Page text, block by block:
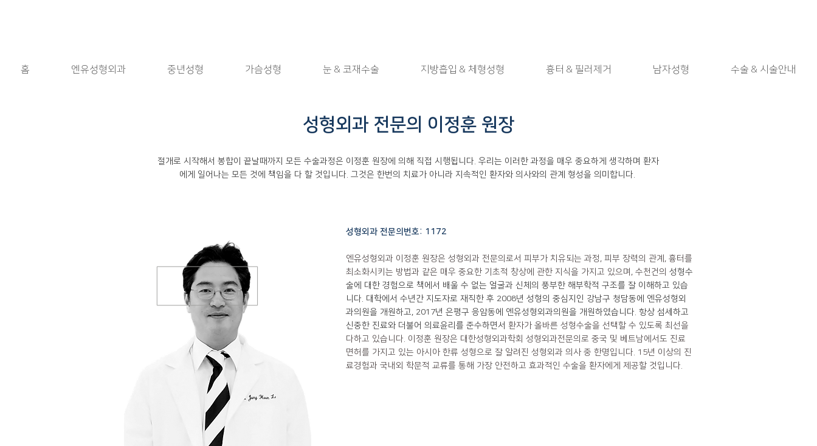
홈 엔유성형외과 중년성형 가슴성형 눈 & 코재수술 지방흡입 & 체형성형 흉터 & 필러제거 남자성형 수술 & 시술안내
성형외과 전문의 이정훈 원장
절개로 시작해서 봉합이 끝날때까지 모든 수술과정은 이정훈 원장에 의해 직접 시행됩니다. 우리는 이러한 과정을 매우 중요하게 생각하며 환자
에게 일어나는 모든 것에 책임을 다 할 것입니다. 그것은 한번의 치료가 아니라 지속적인 환자와 의사와의 관계 형성을 의미합니다.
성형외과 전문의번호: 1172
엔유성형외과 이정훈 원장은 성형외과 전문의로서 피부가 치유되는 과정, 피부 장력의 관계, 흉터를
최소화시키는 방법과 같은 매우 중요한 기초적 창상에 관한 지식을 가지고 있으며, 수천건의 성형수
술에 대한 경험으로 책에서 배울 수 없는 얼굴과 신체의 풍부한 해부학적 구조를 잘 이해하고 있습
니다. 대학에서 수년간 지도자로 재직한 후 2008년 성형의 중심지인 강남구 청담동에 엔유성형외
과의원을 개원하고, 2017년 은평구 응암동에 엔유성형외과의원을 개원하였습니다. 항상 섬세하고
신중한 진료와 더불어 의료윤리를 준수하면서 환자가 올바른 성형수술을 선택할 수 있도록 최선을
다하고 있습니다. 이정훈 원장은 대한성형외과학회 성형외과전문의로 중국 및 베트남에서도 진료
면허를 가지고 있는 아시아 한류 성형으로 잘 알려진 성형외과 의사 중 한명입니다. 15년 이상의 진
료경험과 국내외 학문적 교류를 통해 가장 안전하고 효과적인 수술을 환자에게 제공할 것입니다.